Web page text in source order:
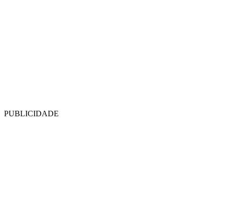
PUBLICIDADE